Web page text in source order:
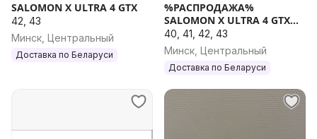
SALOMON X ULTRA 4 GTX
42, 43
Минск, Центральный
Доставка по Беларуси
%РАСПРОДАЖА%
SALOMON X ULTRA 4 GTX
Blue Ocean
40, 41, 42, 43
Минск, Центральный
Доставка по Беларуси